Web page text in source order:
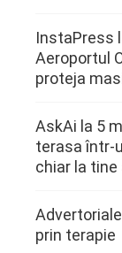
InstaPress
Aeroportul
proteja
AskAi la 5
terasa într-
chiar la tine
prin terapie